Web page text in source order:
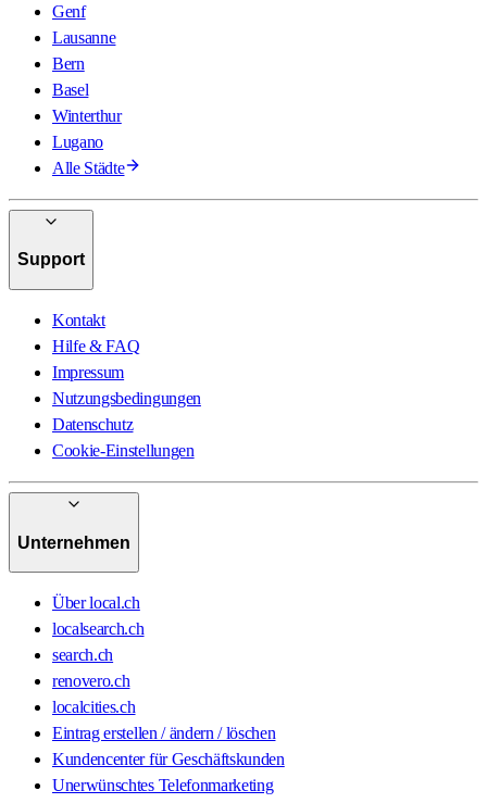
Genf
Lausanne
Bern
Basel
Winterthur
Lugano
Alle Städte
Support
Kontakt
Hilfe & FAQ
Impressum
Nutzungsbedingungen
Datenschutz
Cookie-Einstellungen
Unternehmen
Über local.ch
localsearch.ch
search.ch
renovero.ch
localcities.ch
Eintrag erstellen / ändern / löschen
Kundencenter für Geschäftskunden
Unerwünschtes Telefonmarketing